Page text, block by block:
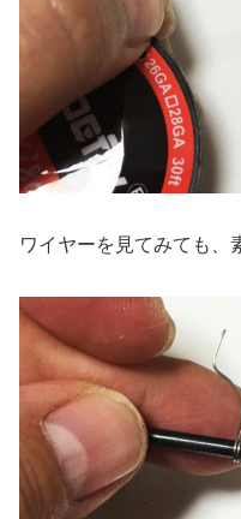
ワイヤーを見てみても、